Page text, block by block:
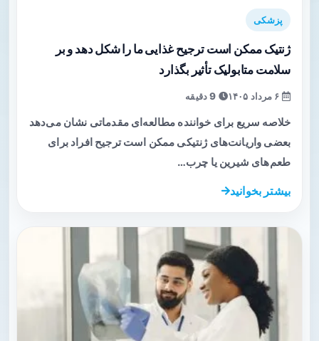
پزشکی
ژنتیک ممکن است ترجیح غذایی ما را شکل دهد و بر
سلامت متابولیک تأثیر بگذارد
خلاصه سریع برای خواننده مطالعه‌ای مقدماتی نشان می‌دهد
بعضی واریانت‌های ژنتیکی ممکن است ترجیح افراد برای
طعم‌های شیرین یا چرب…
بیشتر بخوانید